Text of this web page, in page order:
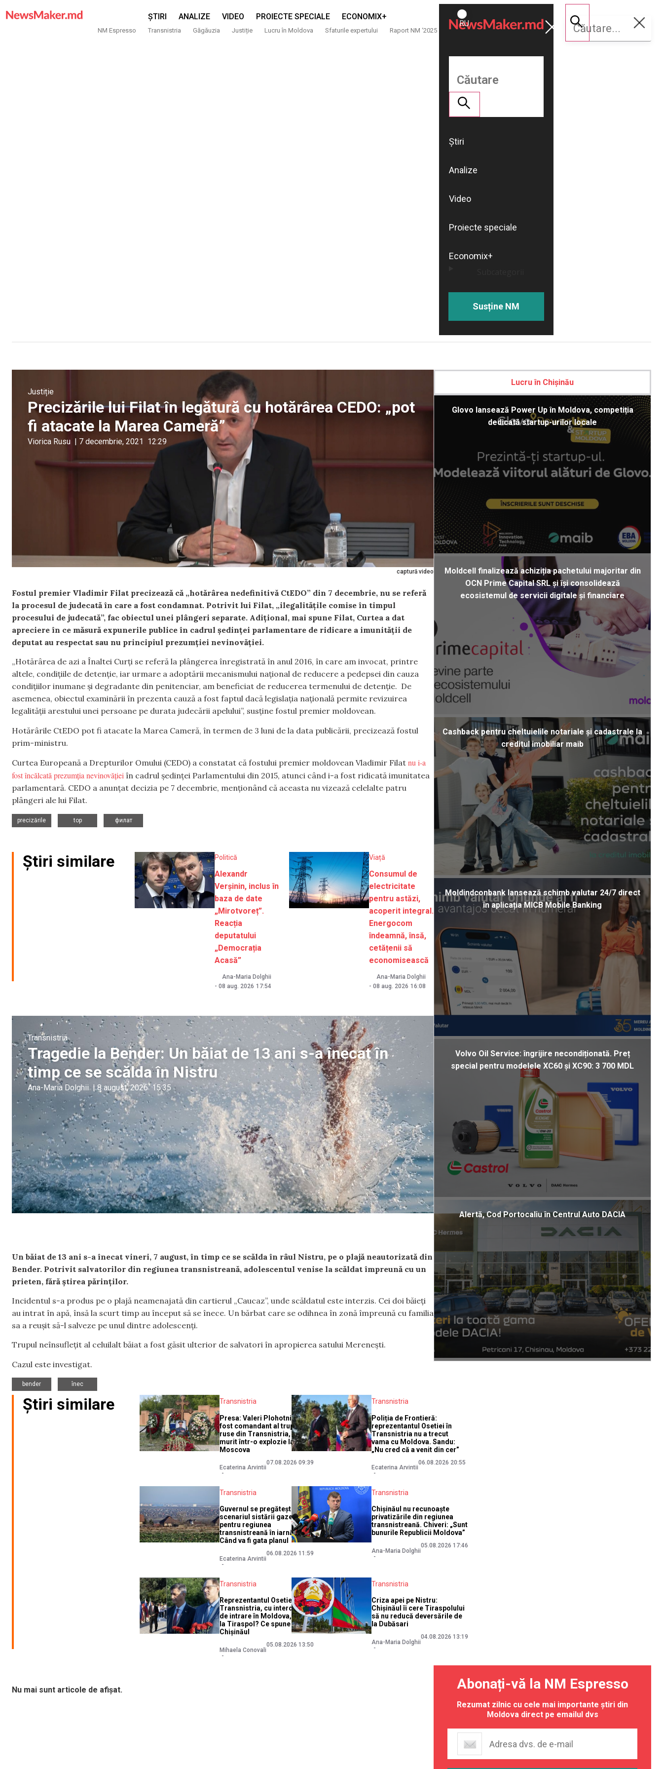
ȘTIRI ANALIZE VIDEO PROIECTE SPECIALE ECONOMIX+
NM Espresso Transnistria Găgăuzia Justiție Lucru în Moldova Sfaturile expertului Raport NM ‘2025
ROMÂNĂ
RU
Susține
NM
Știri
Analize
Video
Proiecte speciale
Economix+
Susține NM
captură video
Justiție
Precizările lui Filat în legătură cu hotărârea CEDO: „pot
fi atacate la Marea Cameră”
Viorica Rusu | 7 decembrie, 2021 12:29
Fostul premier Vladimir Filat precizează că „hotărârea nedefinitivă CtEDO” din 7 decembrie, nu se referă
la procesul de judecată în care a fost condamnat. Potrivit lui Filat, „ilegalitățile comise în timpul
procesului de judecată”, fac obiectul unei plângeri separate. Adițional, mai spune Filat, Curtea a dat
apreciere în ce măsură expunerile publice în cadrul ședinței parlamentare de ridicare a imunității de
deputat au respectat sau nu principiul prezumției nevinovăției.
„Hotărârea de azi a Înaltei Curți se referă la plângerea înregistrată în anul 2016, în care am invocat, printre
altele, condițiile de detenție, iar urmare a adoptării mecanismului național de reducere a pedepsei din cauza
condițiilor inumane și degradante din penitenciar, am beneficiat de reducerea termenului de detenție. De
asemenea, obiectul examinării în prezenta cauză a fost faptul dacă legislația națională permite revizuirea
legalității arestului unei persoane pe durata judecării apelului”, susține fostul premier moldovean.
Hotărârile CtEDO pot fi atacate la Marea Cameră, în termen de 3 luni de la data publicării, precizează fostul
prim-ministru.
Curtea Europeană a Drepturilor Omului (CEDO) a constatat că fostului premier moldovean Vladimir Filat nu i-a
fost încălcată prezumția nevinovăției în cadrul ședinței Parlamentului din 2015, atunci când i-a fost ridicată imunitatea
parlamentară. CEDO a anunțat decizia pe 7 decembrie, menționând că aceasta nu vizează celelalte patru
plângeri ale lui Filat.
precizările
top
филат
Știri similare Politică
Alexandr
Verșinin, inclus în
baza de date
„Mirotvoreț”.
Reacția
deputatului
„Democrația
Acasă”
Ana-Maria Dolghii
- 08 aug. 2026 17:54
Viață
Consumul de
electricitate
pentru astăzi,
acoperit integral.
Energocom
îndeamnă, însă,
cetățenii să
economisească
Ana-Maria Dolghii
- 08 aug. 2026 16:08
Transnistria
Tragedie la Bender: Un băiat de 13 ani s-a înecat în
timp ce se scălda în Nistru
Ana-Maria Dolghii | 8 august, 2026 15:35
Un băiat de 13 ani s-a înecat vineri, 7 august, în timp ce se scălda în râul Nistru, pe o plajă neautorizată din
Bender. Potrivit salvatorilor din regiunea transnistreană, adolescentul venise la scăldat împreună cu un
prieten, fără știrea părinților.
Incidentul s-a produs pe o plajă neamenajată din cartierul „Caucaz”, unde scăldatul este interzis. Cei doi băieți
au intrat în apă, însă la scurt timp au început să se înece. Un bărbat care se odihnea în zonă împreună cu familia
sa a reușit să-l salveze pe unul dintre adolescenți.
Trupul neînsuflețit al celuilalt băiat a fost găsit ulterior de salvatori în apropierea satului Merenești.
Cazul este investigat.
bender
înec
Știri similare Transnistria
Presa: Valeri Plohotniuc,
fost comandant al trupelor
ruse din Transnistria, ar fi
murit într-o explozie la
Moscova
Ecaterina Arvintii
07.08.2026 09:39
Transnistria
Poliția de Frontieră:
reprezentantul Osetiei în
Transnistria nu a trecut
vama cu Moldova. Sandu:
„Nu cred că a venit din cer”
Ecaterina Arvintii
06.08.2026 20:55
Transnistria
Guvernul se pregătește de
scenariul sistării gazelor
pentru regiunea
transnistreană în iarnă.
Când va fi gata planul
Ecaterina Arvintii
06.08.2026 11:59
Transnistria
Chișinăul nu recunoaște
privatizările din regiunea
transnistreană. Chiveri: „Sunt
bunurile Republicii Moldova”
Ana-Maria Dolghii
05.08.2026 17:46
Transnistria
Reprezentantul Osetiei în
Transnistria, cu interdicție
de intrare în Moldova, a fost
la Tiraspol? Ce spune
Chișinăul
Mihaela Conovali
05.08.2026 13:50
Transnistria
Criza apei pe Nistru:
Chișinăul îi cere Tiraspolului
să nu reducă deversările de
la Dubăsari
Ana-Maria Dolghii
04.08.2026 13:19
Nu mai sunt articole de afișat.
Lucru în Chișinău
Glovo lansează Power Up în Moldova, competiția
dedicată startup-urilor locale
Moldcell finalizează achiziția pachetului majoritar din
OCN Prime Capital SRL și își consolidează
ecosistemul de servicii digitale și financiare
Cashback pentru cheltuielile notariale și cadastrale la
creditul imobiliar maib
Moldindconbank lansează schimb valutar 24/7 direct
în aplicația MICB Mobile Banking
Volvo Oil Service: îngrijire necondiționată. Preț
special pentru modelele XC60 și XC90: 3 700 MDL
Alertă, Cod Portocaliu în Centrul Auto DACIA
Abonați-vă la NM Espresso
Rezumat zilnic cu cele mai importante știri din
Moldova direct pe emailul dvs